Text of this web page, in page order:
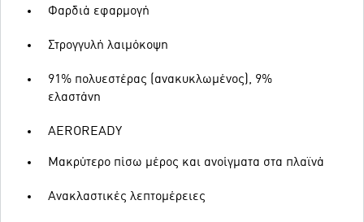
Φαρδιά εφαρμογή
Στρογγυλή λαιμόκοψη
91% πολυεστέρας (ανακυκλωμένος), 9%
ελαστάνη
AEROREADY
Μακρύτερο πίσω μέρος και ανοίγματα στα πλαϊνά
Ανακλαστικές λεπτομέρειες